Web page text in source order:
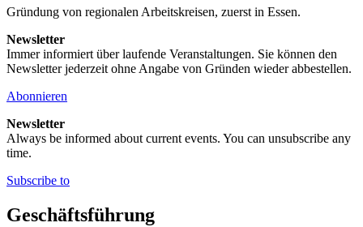
Gründung von regionalen Arbeitskreisen, zuerst in Essen.
Newsletter
Immer informiert über laufende Veranstaltungen. Sie können den
Newsletter jederzeit ohne Angabe von Gründen wieder abbestellen.
Abonnieren
Newsletter
Always be informed about current events. You can unsubscribe any
time.
Subscribe to
Geschäftsführung